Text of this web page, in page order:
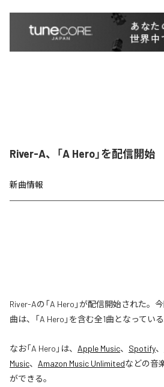
River-A、「A Hero」を配信開始
新曲情報
River-Aの「A Hero」が配信開始された。
曲は、「A Hero」を含む全1曲となっている
なお「A Hero 」は、 Apple Music、 Spotify、
Music、 Amazon Music Unlimitedなどの音
ができる。